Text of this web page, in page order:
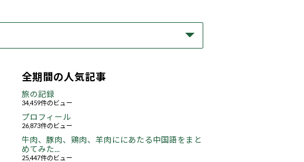
全期間の人気記事
旅の記録
34,459件のビュー
プロフィール
26,873件のビュー
牛肉、豚肉、鶏肉、羊肉ににあたる中国語をまと
めてみた...
25,447件のビュー